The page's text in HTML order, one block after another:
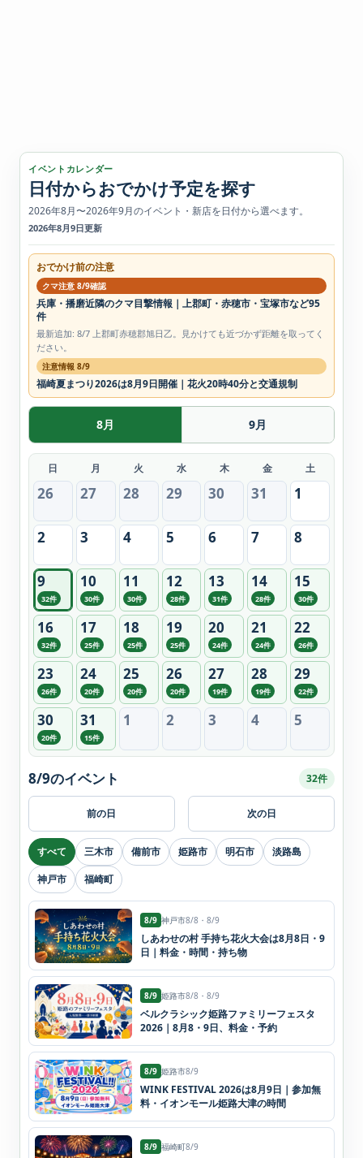
イベントカレンダー
日付からおでかけ予定を探す
2026年8月〜2026年9月のイベント・新店を日付から選べます。
2026年8月9日更新
おでかけ前の注意
クマ注意 8/9確認
兵庫・播磨近隣のクマ目撃情報｜上郡町・赤穂市・宝塚市など95
件
最新追加: 8/7 上郡町赤穂郡旭日乙。見かけても近づかず距離を取ってく
ださい。
注意情報 8/9
福崎夏まつり2026は8月9日開催｜花火20時40分と交通規制
8月 9月
日 月 火 水 木 金 土
26 27 28 29 30 31 1
2 3 4 5 6 7 8
9
32件
10
30件
11
30件
12
28件
13
31件
14
28件
15
30件
16
32件
17
25件
18
25件
19
25件
20
24件
21
24件
22
26件
23
26件
24
20件
25
20件
26
20件
27
19件
28
19件
29
22件
30
20件
31
15件
1 2 3 4 5
前の日
8/9のイベント 32件
次の日
すべて 三木市 備前市 姫路市 明石市
淡路島
神戸市
福崎町
8/9 神戸市8/8・8/9
しあわせの村 手持ち花火大会は8月8日・9
日｜料金・時間・持ち物
8/9 姫路市8/8・8/9
ベルクラシック姫路ファミリーフェスタ
2026｜8月8・9日、料金・予約
8/9 姫路市8/9
WINK FESTIVAL 2026は8月9日｜参加無
料・イオンモール姫路大津の時間
8/9 福崎町8/9